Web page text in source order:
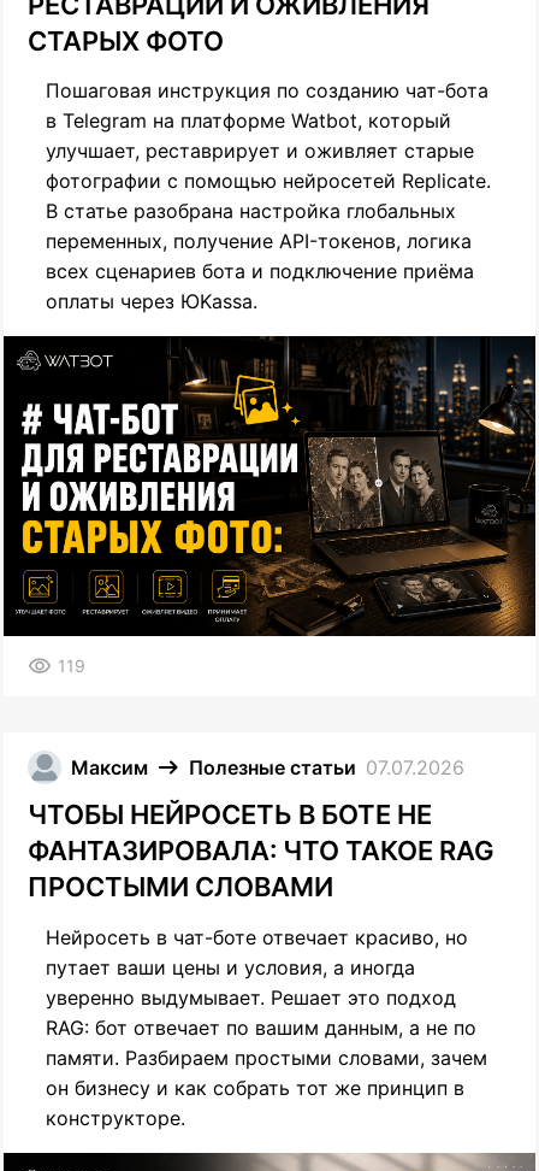
СТАРЫХ ФОТО
Пошаговая инструкция по созданию чат-бота
в Telegram на платформе Watbot, который
улучшает, реставрирует и оживляет старые
фотографии с помощью нейросетей Replicate.
В статье разобрана настройка глобальных
переменных, получение API-токенов, логика
всех сценариев бота и подключение приёма
оплаты через ЮKassa.
119
Максим Полезные статьи 07.07.2026
ЧТОБЫ НЕЙРОСЕТЬ В БОТЕ НЕ
ФАНТАЗИРОВАЛА: ЧТО ТАКОЕ RAG
ПРОСТЫМИ СЛОВАМИ
Нейросеть в чат-боте отвечает красиво, но
путает ваши цены и условия, а иногда
уверенно выдумывает. Решает это подход
RAG: бот отвечает по вашим данным, а не по
памяти. Разбираем простыми словами, зачем
он бизнесу и как собрать тот же принцип в
конструкторе.